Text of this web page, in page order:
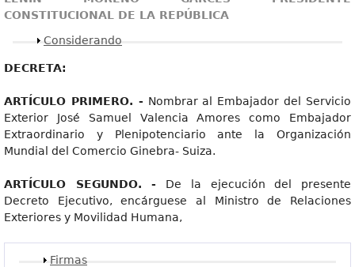
CONSTITUCIONAL DE LA REPÚBLICA
Mostrar
Considerando
DECRETA:
ARTÍCULO PRIMERO. - Nombrar al Embajador del Servicio
Exterior José Samuel Valencia Amores como Embajador
Extraordinario y Plenipotenciario ante la Organización
Mundial del Comercio Ginebra- Suiza.
ARTÍCULO SEGUNDO. - De la ejecución del presente
Decreto Ejecutivo, encárguese al Ministro de Relaciones
Exteriores y Movilidad Humana,
Mostrar
Firmas